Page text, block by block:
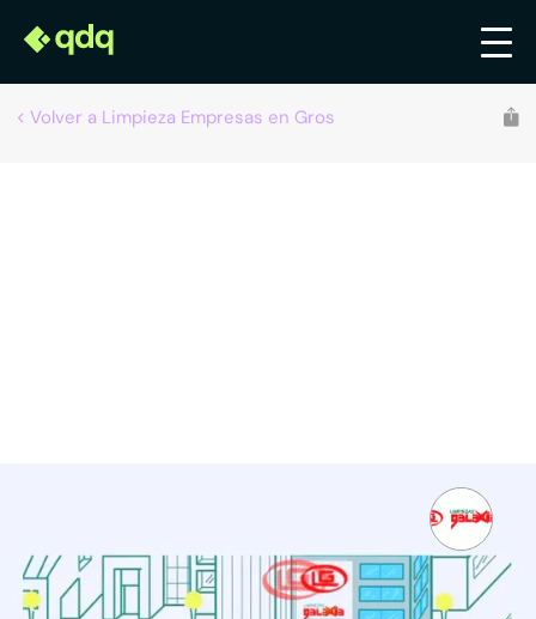
Volver a Limpieza Empresas en Gros
Empresas de limpieza
C/ San Francisco 54 bajo, 20002, Donostia-San Sebastián